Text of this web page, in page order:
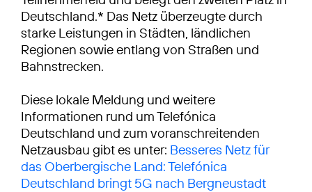
Deutschland.* Das Netz überzeugte durch
starke Leistungen in Städten, ländlichen
Regionen sowie entlang von Straßen und
Bahnstrecken.
Diese lokale Meldung und weitere
Informationen rund um Telefónica
Deutschland und zum voranschreitenden
Netzausbau gibt es unter: Besseres Netz für
das Oberbergische Land: Telefónica
Deutschland bringt 5G nach Bergneustadt